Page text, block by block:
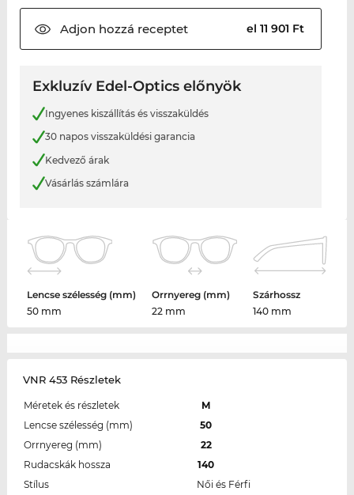
Adjon hozzá receptet el 11 901 Ft
Exkluzív Edel-Optics előnyök
Ingyenes kiszállítás és visszaküldés
30 napos visszaküldési garancia
Kedvező árak
Vásárlás számlára
Lencse szélesség (mm)
50 mm
Orrnyereg (mm)
22 mm
Szárhossz
140 mm
VNR 453 Részletek
Méretek és részletek
M
Lencse szélesség (mm)
50
Orrnyereg (mm)
22
Rudacskák hossza
140
Stílus
Női és Férfi